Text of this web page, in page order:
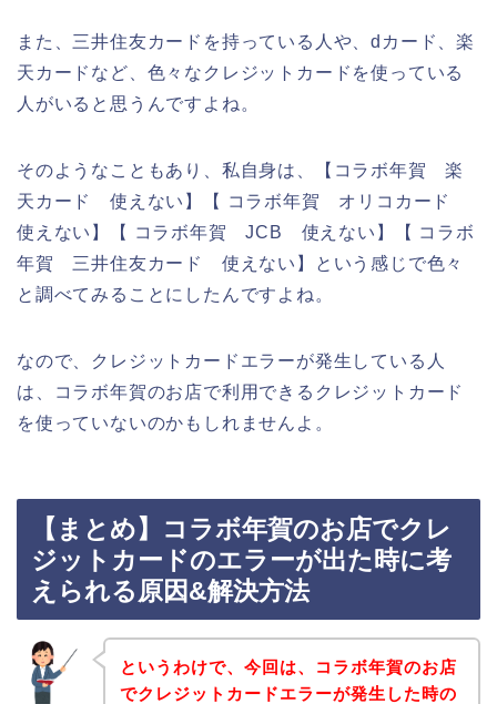
また、三井住友カードを持っている人や、dカード、楽
天カードなど、色々なクレジットカードを使っている
人がいると思うんですよね。
そのようなこともあり、私自身は、【コラボ年賀 楽
天カード 使えない】【 コラボ年賀 オリコカード
使えない】【 コラボ年賀 JCB 使えない】【 コラボ
年賀 三井住友カード 使えない】という感じで色々
と調べてみることにしたんですよね。
なので、クレジットカードエラーが発生している人
は、コラボ年賀のお店で利用できるクレジットカード
を使っていないのかもしれませんよ。
【まとめ】コラボ年賀のお店でクレ
ジットカードのエラーが出た時に考
えられる原因&解決方法
というわけで、今回は、コラボ年賀のお店
でクレジットカードエラーが発生した時の